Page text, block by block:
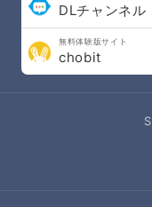
DLチャンネル
無料体験版サイト
chobit